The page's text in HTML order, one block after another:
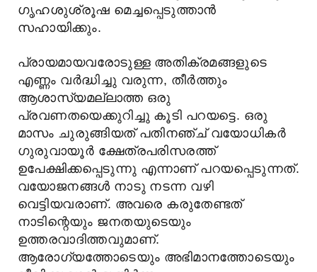
ഗൃഹശുശ്രൂഷ മെച്ചപ്പെടുത്താൻ
സഹായിക്കും.
പ്രായമായവരോടുള്ള അതിക്രമങ്ങളുടെ
എണ്ണം വർദ്ധിച്ചു വരുന്ന, തീർത്തും
ആശാസ്യമല്ലാത്ത ഒരു
പ്രവണതയെക്കുറിച്ചു കൂടി പറയട്ടെ. ഒരു
മാസം ചുരുങ്ങിയത് പതിനഞ്ച് വയോധികർ
ഗുരുവായൂർ ക്ഷേത്രപരിസരത്ത്
ഉപേക്ഷിക്കപ്പെടുന്നു എന്നാണ് പറയപ്പെടുന്നത്.
വയോജനങ്ങൾ നാടു നടന്ന വഴി
വെട്ടിയവരാണ്. അവരെ കരുതേണ്ടത്
നാടിന്റെയും ജനതയുടെയും
ഉത്തരവാദിത്തവുമാണ്.
ആരോഗ്യത്തോടെയും അഭിമാനത്തോടെയും